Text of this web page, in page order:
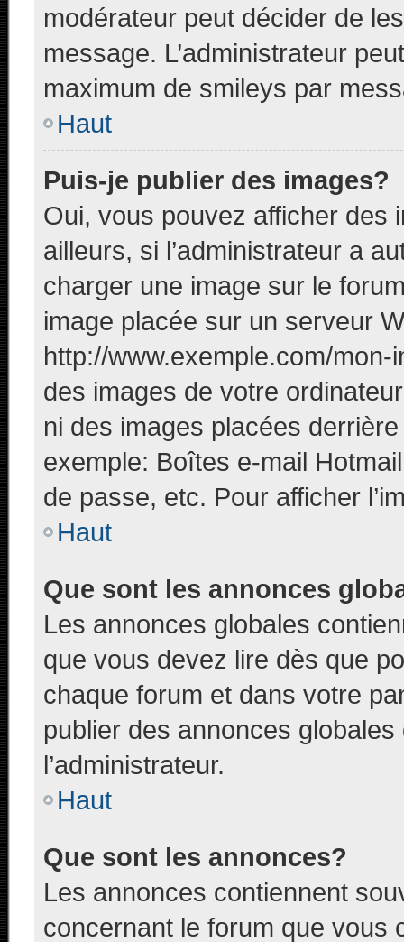
modérateur peut décider de
message. L’administrateur
maximum de smileys par
Haut
Puis-je publier des images?
Oui, vous pouvez afficher des
ailleurs, si l’administrateur a
charger une image sur le
image placée sur un serveur
http://www.exemple.com/
des images de votre
ni des images placées
exemple: Boîtes e-mail
de passe, etc. Pour afficher
Haut
Que sont les annonces
Les annonces globales
que vous devez lire dès que
chaque forum et dans votre
publier des annonces
l’administrateur.
Haut
Que sont les annonces?
Les annonces contiennent
concernant le forum que vous